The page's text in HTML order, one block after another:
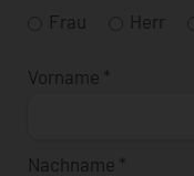
Frau
Herr
Vorname *
Nachname *